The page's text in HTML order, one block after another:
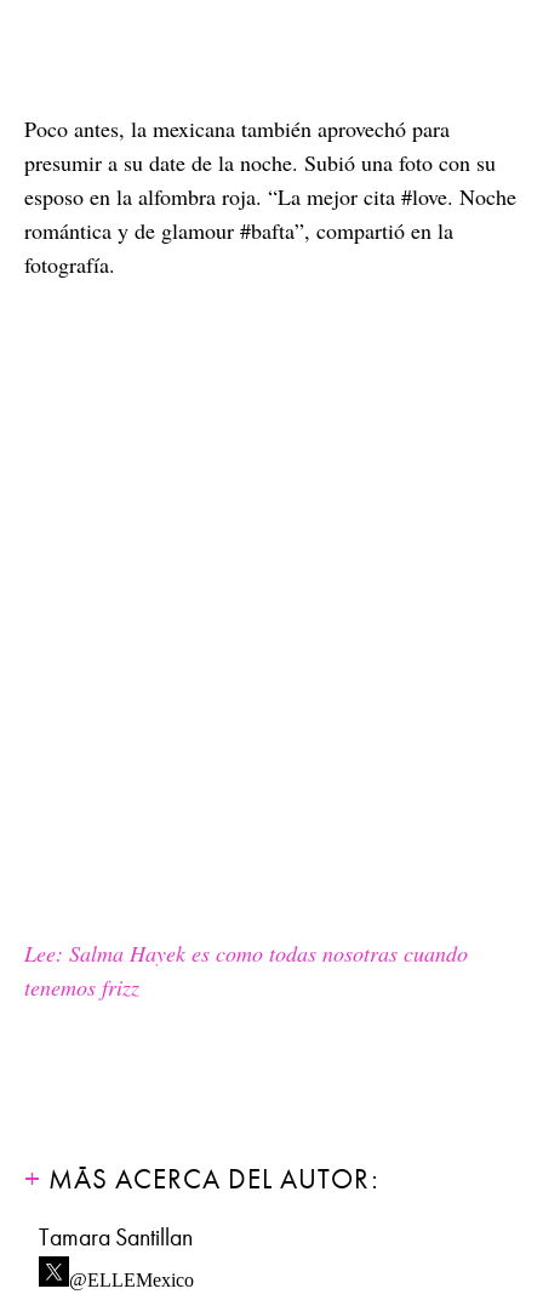
Poco antes, la mexicana también aprovechó para
presumir a su date de la noche. Subió una foto con su
esposo en la alfombra roja. “La mejor cita #love. Noche
romántica y de glamour #bafta”, compartió en la
fotografía.
Lee: Salma Hayek es como todas nosotras cuando
tenemos frizz
MÁS ACERCA DEL AUTOR:
Tamara Santillan
@ELLEMexico